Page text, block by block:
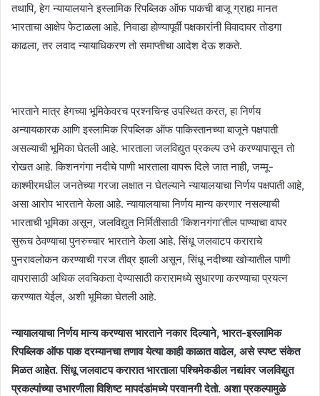
तथापि, हेग न्यायालयाने इस्लामिक रिपब्लिक ऑफ पाकची बाजू ग्राह्य मानत
भारताचा आक्षेप फेटाळला आहे. निवाडा होण्यापूर्वी पक्षकारांनी विवादावर तोडगा
काढला, तर लवाद न्यायाधिकरण तो समाप्तीचा आदेश देऊ शकते.
भारताने मात्र हेगच्या भूमिकेवरच प्रश्नचिन्ह उपस्थित करत, हा निर्णय
अन्यायकारक आणि इस्लामिक रिपब्लिक ऑफ पाकिस्तानच्या बाजूने पक्षपाती
असल्याची भूमिका घेतली आहे. भारताला जलविद्युत प्रकल्प उभे करण्यापासून तो
रोखत आहे. किशनगंगा नदीचे पाणी भारताला वापरू दिले जात नाही, जम्मू-
काश्मीरमधील जनतेच्या गरजा लक्षात न घेतल्याने न्यायालयाचा निर्णय पक्षपाती आहे,
असा आरोप भारताने केला आहे. न्यायालयाचा निर्णय मान्य करणार नसल्याची
भारताची भूमिका असून, जलविद्युत निर्मितीसाठी ‘किशनगंगा’तील पाण्याचा वापर
सुरूच ठेवण्याचा पुनरुच्चार भारताने केला आहे. सिंधू जलवाटप कराराचे
पुनरावलोकन करण्याची गरज तीव्र झाली असून, सिंधू नदीच्या खोऱ्यातील पाणी
वापरासाठी अधिक लवचिकता देण्यासाठी करारामध्ये सुधारणा करण्याचा प्रयत्न
करण्यात येईल, अशी भूमिका घेतली आहे.
न्यायालयाचा निर्णय मान्य करण्यास भारताने नकार दिल्याने, भारत-इस्लामिक
रिपब्लिक ऑफ पाक दरम्यानचा तणाव येत्या काही काळात वाढेल, असे स्पष्ट संकेत
मिळत आहेत. सिंधू जलवाटप करारात भारताला पश्चिमेकडील नद्यांवर जलविद्युत
प्रकल्पांच्या उभारणीला विशिष्ट मापदंडांमध्ये परवानगी देतो. अशा प्रकल्पामुळे